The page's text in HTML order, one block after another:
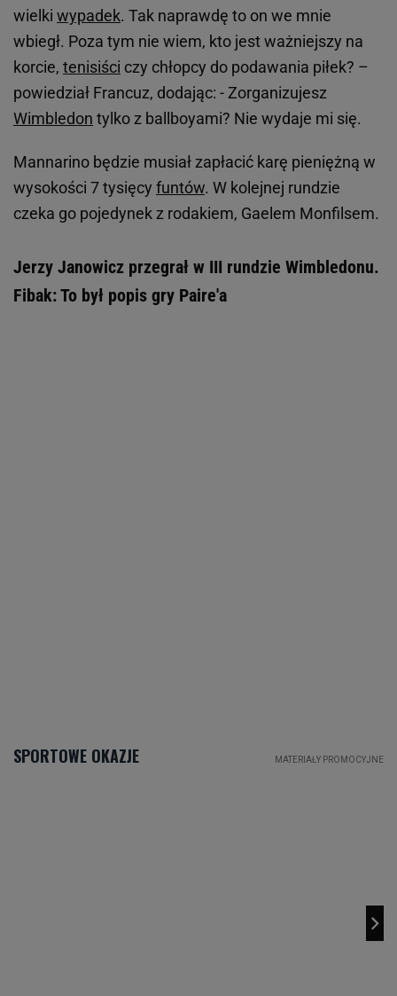
wielki wypadek. Tak naprawdę to on we mnie
wbiegł. Poza tym nie wiem, kto jest ważniejszy na
korcie, tenisiści czy chłopcy do podawania piłek? –
powiedział Francuz, dodając: - Zorganizujesz
Wimbledon tylko z ballboyami? Nie wydaje mi się.
Mannarino będzie musiał zapłacić karę pieniężną w
wysokości 7 tysięcy funtów. W kolejnej rundzie
czeka go pojedynek z rodakiem, Gaelem Monfilsem.
Jerzy Janowicz przegrał w III rundzie Wimbledonu.
Fibak: To był popis gry Paire'a